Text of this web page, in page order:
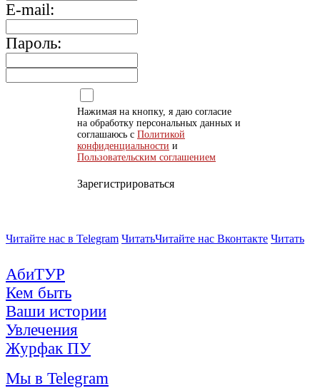
E-mail:
Пароль:
Нажимая на кнопку, я даю согласие
на обработку персональных данных и
соглашаюсь с Политикой
конфиденциальности и
Пользовательским соглашением
Зарегистрироваться
Читайте нас в Telegram ЧитатьЧитайте нас Вконтакте Читать
АбиТУР
Кем быть
Ваши истории
Увлечения
Журфак ПУ
Мы в Telegram